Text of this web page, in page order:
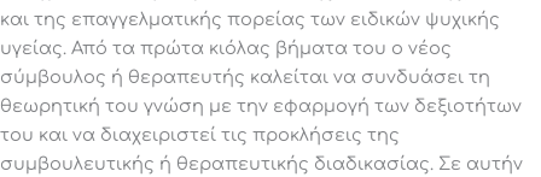
και της επαγγελματικής πορείας των ειδικών ψυχικής
υγείας. Από τα πρώτα κιόλας βήματα του ο νέος
σύμβουλος ή θεραπευτής καλείται να συνδυάσει τη
θεωρητική του γνώση με την εφαρμογή των δεξιοτήτων
του και να διαχειριστεί τις προκλήσεις της
συμβουλευτικής ή θεραπευτικής διαδικασίας. Σε αυτήν